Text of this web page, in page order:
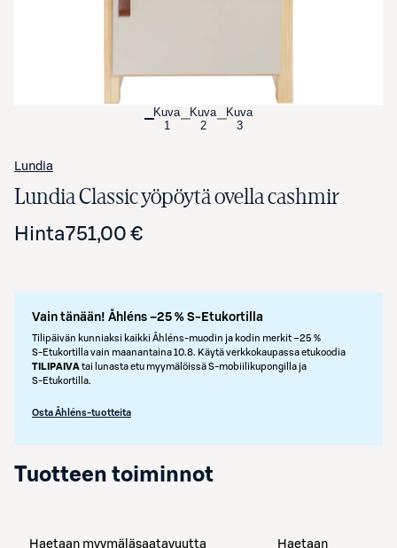
Kuva
1
Kuva
2
Kuva
3
Lundia
Lundia Classic yöpöytä ovella cashmir
Hinta751,00 €
Vain tänään! Åhléns –25 % S-Etukortilla
Tilipäivän kunniaksi kaikki Åhléns-muodin ja kodin merkit –25 %
S‑Etukortilla vain maanantaina 10.8. Käytä verkkokaupassa etukoodia
TILIPAIVAtai lunasta etu myymälöissä S‑mobiilikupongilla ja
S‑Etukortilla.
Osta Åhléns-tuotteita
Tuotteen toiminnot
Haetaan myymäläsaatavuutta
Haetaan